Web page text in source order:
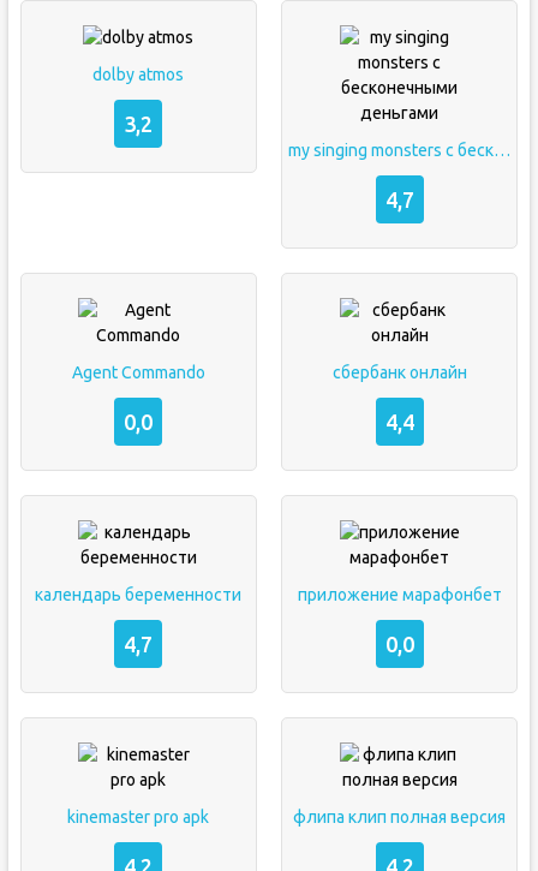
dolby atmos
3,2
my singing monsters с бесконечными деньгами
4,7
Agent Commando
0,0
сбербанк онлайн
4,4
календарь беременности
4,7
приложение марафонбет
0,0
kinemaster pro apk
4,2
флипа клип полная версия
4,2